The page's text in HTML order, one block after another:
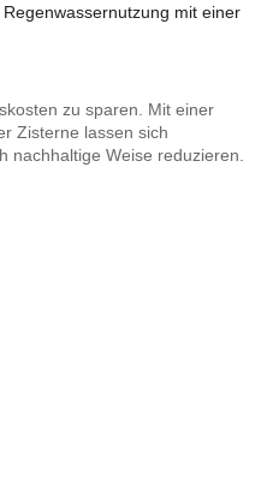
mit einer
zu sparen. Mit einer
Zisterne lassen sich
nachhaltige Weise reduzieren.